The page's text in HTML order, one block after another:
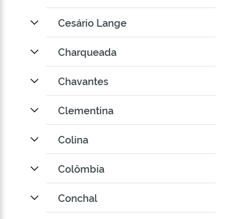
Cesário Lange
Charqueada
Chavantes
Clementina
Colina
Colômbia
Conchal